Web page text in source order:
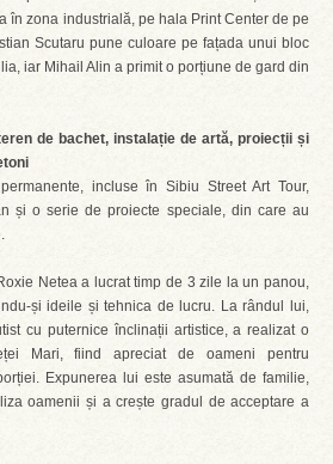
în zona industrială, pe hala Print Center de pe
Scutaru pune culoare pe fațada unui bloc
iar Mihail Alin a primit o porțiune de gard din
de bachet, instalație de artă, proiecții și
incluse în Sibiu Street Art Tour,
și o serie de proiecte speciale, din care au
Netea a lucrat timp de 3 zile la un panou,
și ideile și tehnica de lucru. La rândul lui,
cu puternice înclinații artistice, a realizat o
Mari, fiind apreciat de oameni pentru
Expunerea lui este asumată de familie,
oamenii și a crește gradul de acceptare a